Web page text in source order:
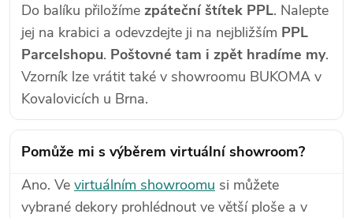
Do balíku přiložíme zpáteční štítek PPL. Nalepte
jej na krabici a odevzdejte ji na nejbližším PPL
Parcelshopu. Poštovné tam i zpět hradíme my.
Vzorník lze vrátit také v showroomu BUKOMA v
Kovalovicích u Brna.
Pomůže mi s výběrem virtuální showroom?
Ano. Ve virtuálním showroomu si můžete
vybrané dekory prohlédnout ve větší ploše a v